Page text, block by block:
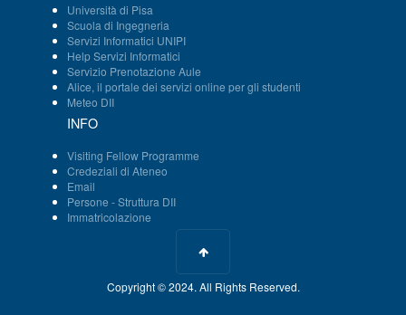
Università di Pisa
Scuola di Ingegneria
Servizi Informatici UNIPI
Help Servizi Informatici
Servizio Prenotazione Aule
Alice, il portale dei servizi online per gli studenti
Meteo DII
INFO
Visiting Fellow Programme
Credeziali di Ateneo
Email
Persone - Struttura DII
Immatricolazione
Copyright © 2024. All Rights Reserved.